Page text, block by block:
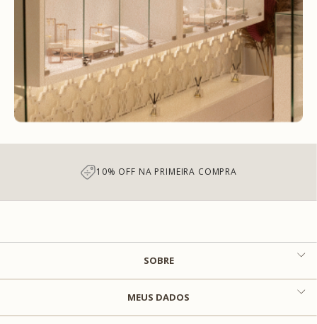
10% OFF NA PRIMEIRA COMPRA
SOBRE
MEUS DADOS